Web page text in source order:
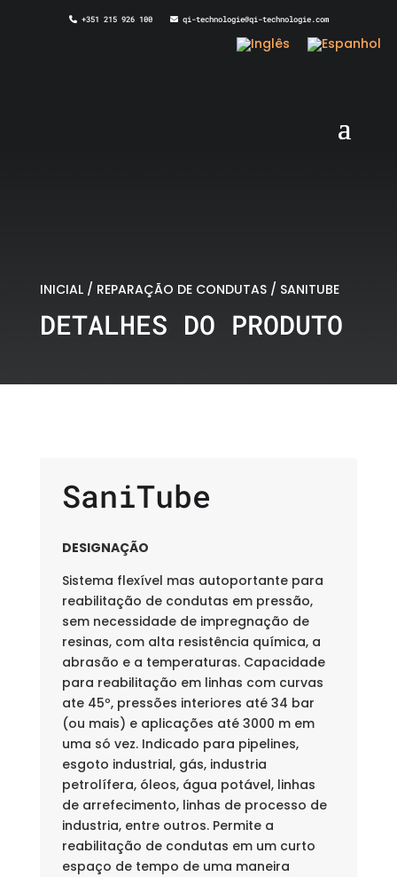
+351 215 926 100 qi-technologie@qi-technologie.com
INICIAL/ REPARAÇÃO DE CONDUTAS/ SANITUBE
DETALHES DO PRODUTO
SaniTube
DESIGNAÇÃO
Sistema flexível mas autoportante para
reabilitação de condutas em pressão,
sem necessidade de impregnação de
resinas, com alta resistência química, a
abrasão e a temperaturas. Capacidade
para reabilitação em linhas com curvas
ate 45º, pressões interiores até 34 bar
(ou mais) e aplicações até 3000 m em
uma só vez. Indicado para pipelines,
esgoto industrial, gás, industria
petrolífera, óleos, água potável, linhas
de arrefecimento, linhas de processo de
industria, entre outros. Permite a
reabilitação de condutas em um curto
espaço de tempo de uma maneira